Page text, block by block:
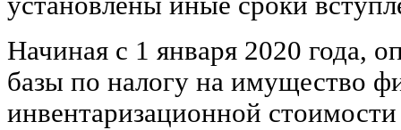
Начиная с 1 января 2020 года,
базы по налогу на имущество
инвентаризационной стоимости